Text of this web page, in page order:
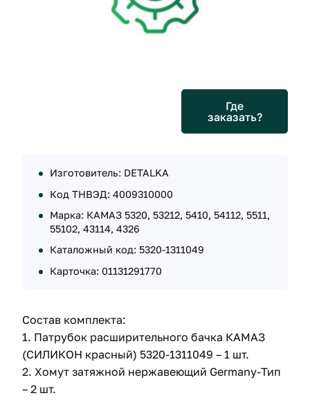
Где
заказать?
Изготовитель: DETALKA
Код ТНВЭД: 4009310000
Марка: КАМАЗ 5320, 53212, 5410, 54112, 5511,
55102, 43114, 4326
Каталожный код: 5320-1311049
Карточка: 01131291770
Состав комплекта:
1. Патрубок расширительного бачка КАМАЗ
(СИЛИКОН красный) 5320-1311049 – 1 шт.
2. Хомут затяжной нержавеющий Germany-Тип
– 2 шт.